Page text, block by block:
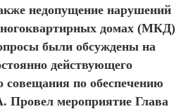
недопущение нарушений
домах (МКД)
были обсуждены на
действующего
совещания по обеспечению
Провел мероприятие Глава